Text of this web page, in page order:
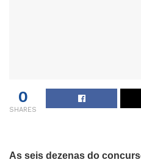
0
SHARES
As seis dezenas do